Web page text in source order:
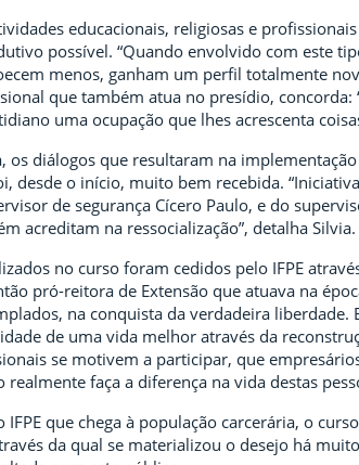
educacionais, religiosas e
possível. “Quando envolvido com este
menos, ganham um perfil totalmente
que também atua no presídio, concorda:
uma ocupação que lhes acrescenta
os diálogos que resultaram na
desde o início, muito bem recebida.
de segurança Cícero Paulo, e do
acreditam na ressocialização”, detalha Silvia.
no curso foram cedidos pelo IFPE
pró-reitora de Extensão que atuava na
na conquista da verdadeira
de uma vida melhor através da
se motivem a participar, que
faça a diferença na vida destas
que chega à população carcerária, o
da qual se materializou o desejo há